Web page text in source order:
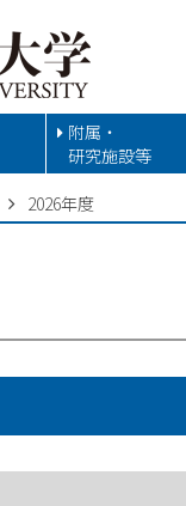
附属・
研究施設等
2026年度